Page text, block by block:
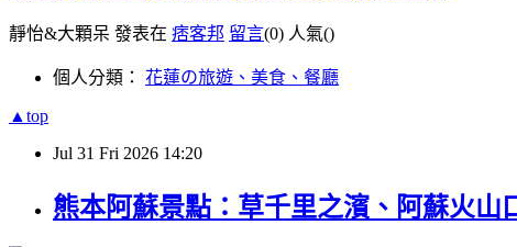
靜怡&大顆呆 發表在 痞客邦 留言(0) 人氣()
個人分類： 花蓮の旅遊、美食、餐廳
▲top
Jul 31 Fri 2026 14:20
熊本阿蘇景點：草千里之濱、阿蘇火山